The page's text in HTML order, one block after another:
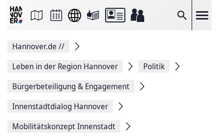
Suche
Seite
Facebook
teilen
Seitenlink
Seite
Hannover.de //
Leben in der Region Hannover
Politik
Bürgerbeteiligung & Engagement
Innenstadtdialog Hannover
Mobilitätskonzept Innenstadt